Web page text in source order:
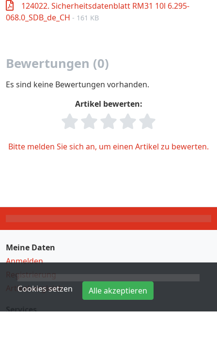
124022. Sicherheitsdatenblatt RM31 10l 6.295-
068.0_SDB_de_CH - 161 KB
Bewertungen (0)
Es sind keine Bewertungen vorhanden.
Artikel bewerten:
Bitte melden Sie sich an, um einen Artikel zu bewerten.
Meine Daten
Anmelden
Registrierung
Artikelvergleich
Services
Cookies setzen Alle akzeptieren